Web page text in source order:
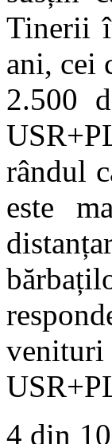
Tinerii
ani, cei
2.500
rândul
este
venituri
4 din